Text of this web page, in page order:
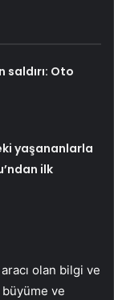
saldırı: Oto
yaşananlarla
ilk
olan bilgi ve
ve